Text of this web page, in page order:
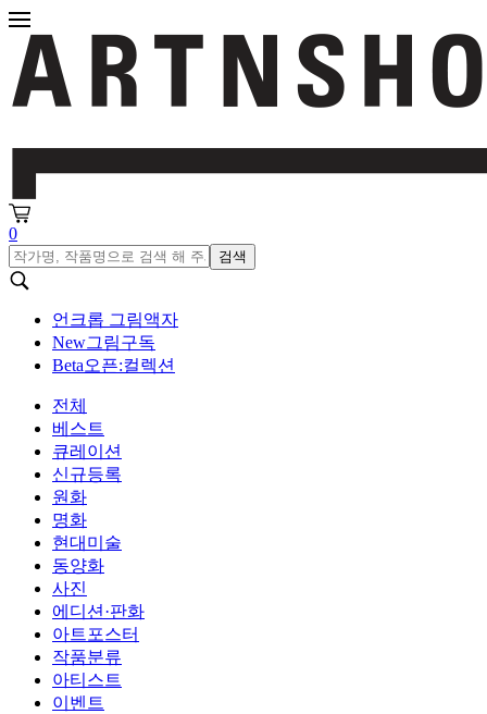
0
검색
언크롭 그림액자
New그림구독
Beta오픈:컬렉션
전체
베스트
큐레이션
신규등록
원화
명화
현대미술
동양화
사진
에디션·판화
아트포스터
작품분류
아티스트
이벤트